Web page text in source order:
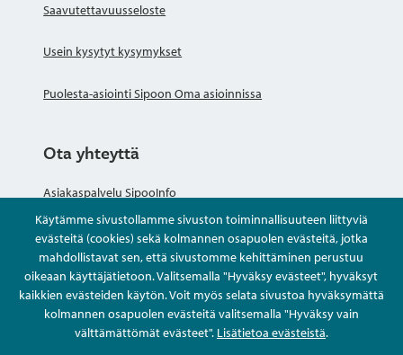
Käytämme sivustollamme sivuston toiminnallisuuteen liittyviä
evästeitä (cookies) sekä kolmannen osapuolen evästeitä, jotka
mahdollistavat sen, että sivustomme kehittäminen perustuu
oikeaan käyttäjätietoon. Valitsemalla "Hyväksy evästeet", hyväksyt
kaikkien evästeiden käytön. Voit myös selata sivustoa hyväksymättä
kolmannen osapuolen evästeitä valitsemalla "Hyväksy vain
välttämättömät evästeet". Lisätietoa evästeistä.
Saavutettavuusseloste
Usein kysytyt kysymykset
Puolesta-asiointi Sipoon Oma asioinnissa
Ota yhteyttä
Asiakaspalvelu SipooInfo
Anna palautetta nimettömästi
Kysy tai asioi
Yhteystiedot